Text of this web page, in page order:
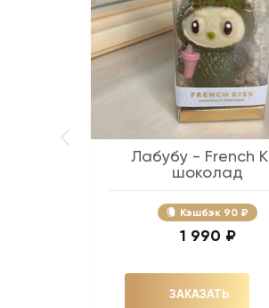
Лабубу - French
шоколад
Кэшбэк 90 ₽
1 990 ₽
ЗАКАЗАТЬ